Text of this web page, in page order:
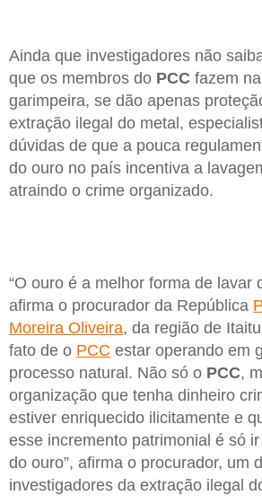
Ainda que investigadores não
que os membros do PCC fazem
garimpeira, se dão apenas
extração ilegal do metal,
dúvidas de que a pouca
do ouro no país incentiva a
atraindo o crime organizado.
“O ouro é a melhor forma de lavar
afirma o procurador da República
Moreira Oliveira, da região de
fato de o PCC estar operando em
processo natural. Não só o PCC,
organização que tenha dinheiro
estiver enriquecido ilicitamente e
esse incremento patrimonial é só
do ouro”, afirma o procurador, um
investigadores da extração ilegal